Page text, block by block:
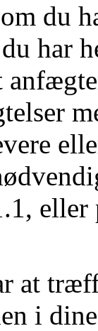
du
har
eller
at
i